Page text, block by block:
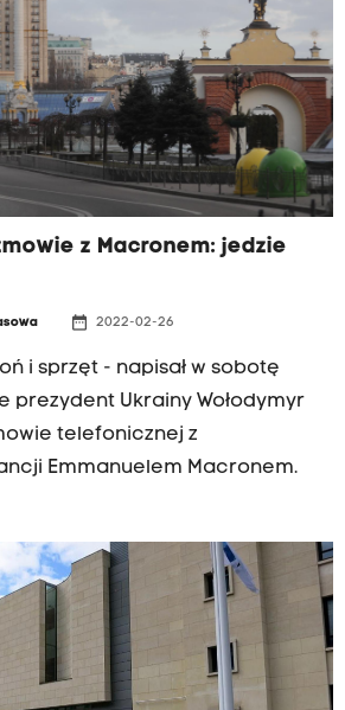
z Macronem: jedzie
date_range 2022-02-26
i sprzęt - napisał w sobotę
prezydent Ukrainy Wołodymyr
telefonicznej z
Emmanuelem Macronem.